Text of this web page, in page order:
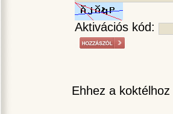
Aktivációs kód:
Ehhez a